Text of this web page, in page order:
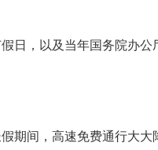
日，以及当年国务院办
期间，高速免费通行大